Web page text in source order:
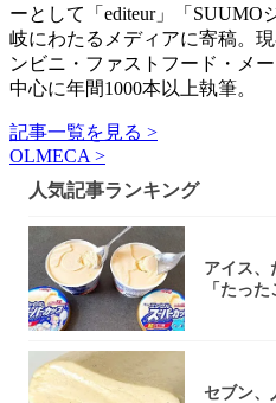
ーとして「editeur」「SUUMO
岐にわたるメディアに寄稿。
ンビニ・ファストフード・メ
中心に年間1000本以上執筆。
記事一覧を見る >
OLMECA >
人気記事ランキング
アイス、
「たっ
セブン